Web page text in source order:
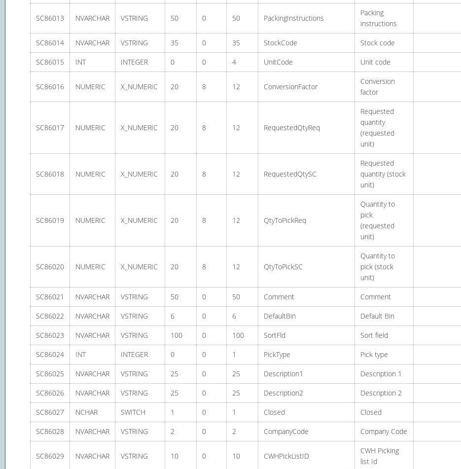
SC86013 NVARCHAR VSTRING 50 0 50 PackingInstructions
Packing
instructions
SC86014 NVARCHAR VSTRING 35 0 35 StockCode Stock code
SC86015 INT INTEGER 0 0 4 UnitCode Unit code
SC86016 NUMERIC X_NUMERIC 20 8 12 ConversionFactor
Conversion
factor
SC86017 NUMERIC X_NUMERIC 20 8 12 RequestedQtyReq
Requested
quantity
(requested
unit)
SC86018 NUMERIC X_NUMERIC 20 8 12 RequestedQtySC
Requested
quantity (stock
unit)
SC86019 NUMERIC X_NUMERIC 20 8 12 QtyToPickReq
Quantity to
pick
(requested
unit)
SC86020 NUMERIC X_NUMERIC 20 8 12 QtyToPickSC
Quantity to
pick (stock
unit)
SC86021 NVARCHAR VSTRING 50 0 50 Comment Comment
SC86022 NVARCHAR VSTRING 6 0 6 DefaultBin Default Bin
SC86023 NVARCHAR VSTRING 100 0 100 SortFld Sort field
SC86024 INT INTEGER 0 0 1 PickType Pick type
SC86025 NVARCHAR VSTRING 25 0 25 Description1 Description 1
SC86026 NVARCHAR VSTRING 25 0 25 Description2 Description 2
SC86027 NCHAR SWITCH 1 0 1 Closed Closed
SC86028 NVARCHAR VSTRING 2 0 2 CompanyCode Company Code
SC86029 NVARCHAR VSTRING 10 0 10 CWHPickListID
CWH Picking
list Id